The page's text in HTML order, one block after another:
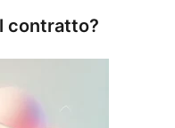
contratto?